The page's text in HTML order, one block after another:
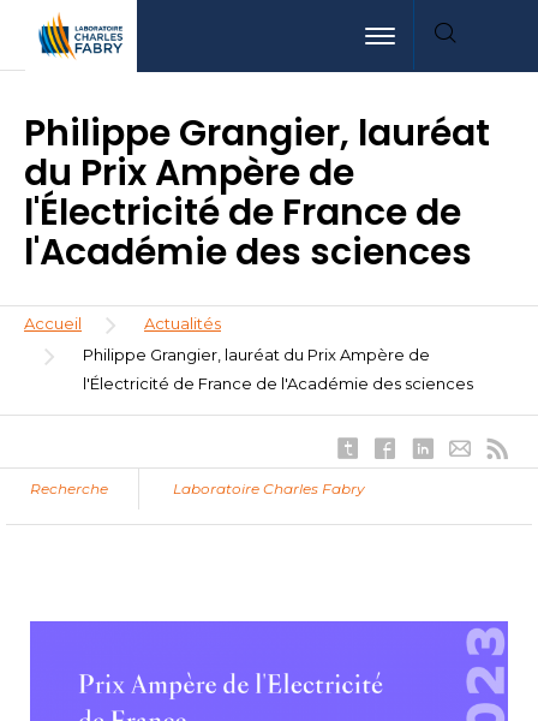
contenu
menu
la
Toggle navigation
Philippe Grangier, lauréat
du Prix Ampère de
l'Électricité de France de
l'Académie des sciences
Fil
d'Ariane
Accueil
Actualités
Philippe Grangier, lauréat du Prix Ampère de
l'Électricité de France de l'Académie des sciences
Recherche Laboratoire Charles Fabry